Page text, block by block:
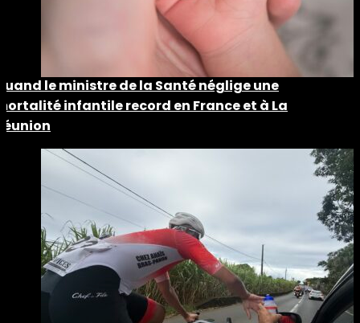
le ministre de la Santé néglige une
infantile record en France et à La